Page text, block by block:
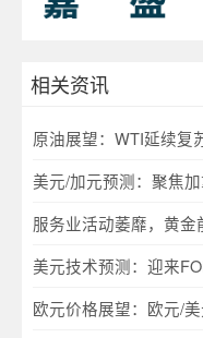
相关资讯
原油展望：WTI延续复
美元/加元预测：聚焦
服务业活动萎靡，黄金
美元技术预测：迎来
欧元价格展望：欧元/